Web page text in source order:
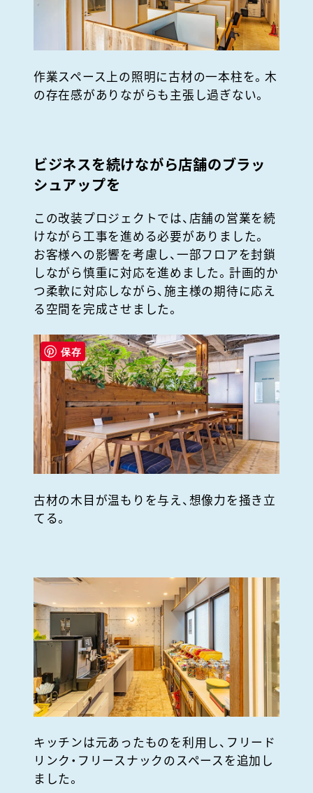
作業スペース上の照明に古材の一本柱を。木
の存在感がありながらも主張し過ぎない。
ビジネスを続けながら店舗のブラッ
シュアップを
この改装プロジェクトでは、店舗の営業を続
けながら工事を進める必要がありました。
お客様への影響を考慮し、一部フロアを封鎖
しながら慎重に対応を進めました。計画的か
つ柔軟に対応しながら、施主様の期待に応え
る空間を完成させました。
古材の木目が温もりを与え、想像力を掻き立
てる。
キッチンは元あったものを利用し、フリード
リンク・フリースナックのスペースを追加し
ました。
保存